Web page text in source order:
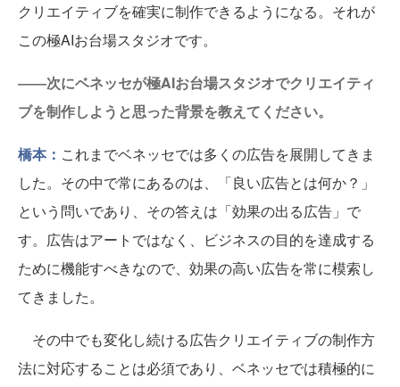
クリエイティブを確実に制作できるようになる。それが
この極AIお台場スタジオです。
――次にベネッセが極AIお台場スタジオでクリエイティ
ブを制作しようと思った背景を教えてください。
橋本： これまでベネッセでは多くの広告を展開してきま
した。その中で常にあるのは、「良い広告とは何か？」
という問いであり、その答えは「効果の出る広告」で
す。広告はアートではなく、ビジネスの目的を達成する
ために機能すべきなので、効果の高い広告を常に模索し
てきました。
その中でも変化し続ける広告クリエイティブの制作方
法に対応することは必須であり、ベネッセでは積極的に